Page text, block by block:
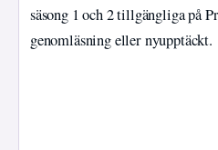
säsong 1 och 2 tillgängliga på
genomläsning eller nyupptäckt.